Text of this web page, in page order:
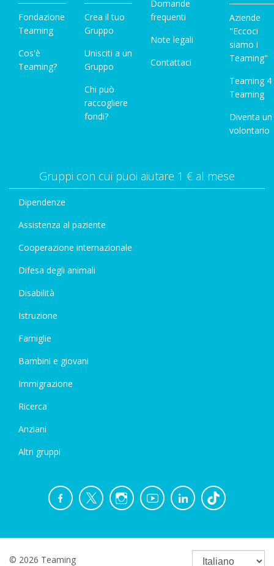
Fondazione
Teaming
Cos'è
Teaming?
Crea il tuo
Gruppo
Unisciti a un
Gruppo
Chi può
raccogliere
fondi?
Domande
frequenti
Note legali
Contattaci
Aziende
"Eccoci
siamo i
Teaming"
Teaming 4
Teaming
Diventa un
volontario
Gruppi con cui puoi aiutare 1 € al mese
Dipendenze
Assistenza al paziente
Cooperazione internazionale
Difesa degli animali
Disabilità
Istruzione
Famiglie
Bambini e giovani
Immigrazione
Ricerca
Anziani
Altri gruppi
© 2026 Teaming